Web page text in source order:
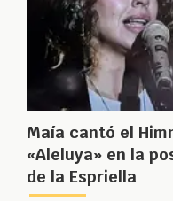
Maía cantó el
«Aleluya» en la
de la Espriella